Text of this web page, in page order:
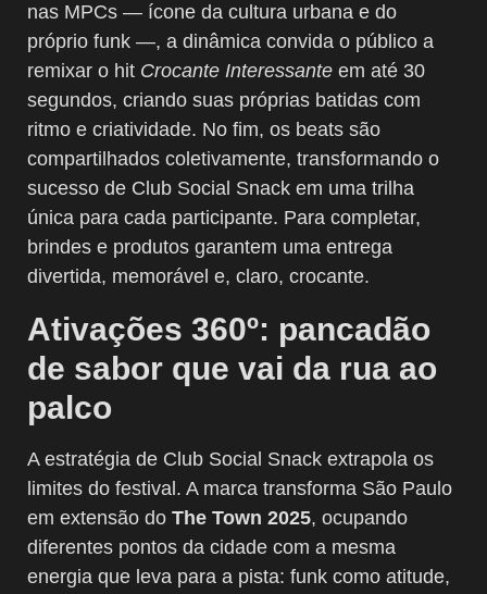
nas MPCs — ícone da cultura urbana e do
próprio funk —, a dinâmica convida o público a
remixar o hit Crocante Interessante em até 30
segundos, criando suas próprias batidas com
ritmo e criatividade. No fim, os beats são
compartilhados coletivamente, transformando o
sucesso de Club Social Snack em uma trilha
única para cada participante. Para completar,
brindes e produtos garantem uma entrega
divertida, memorável e, claro, crocante.
Ativações 360º: pancadão
de sabor que vai da rua ao
palco
A estratégia de Club Social Snack extrapola os
limites do festival. A marca transforma São Paulo
em extensão do The Town 2025, ocupando
diferentes pontos da cidade com a mesma
energia que leva para a pista: funk como atitude,